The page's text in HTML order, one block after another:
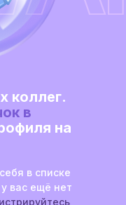
коллег.
в
на
в списке
вас ещё нет